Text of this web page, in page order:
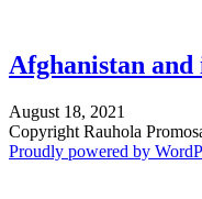
Afghanistan
August 18, 2021
Copyright Rauhola
Proudly powered by